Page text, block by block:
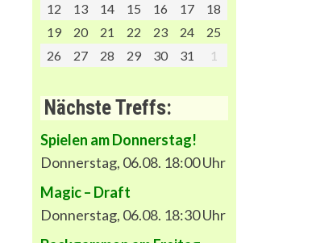
12
13 14 15 16 17
18
19
20 21 22 23 24
25
26
27 28 29 30 31 1
Nächste Treffs:
Spielen am Donnerstag!
Donnerstag, 06.08. 18:00 Uhr
Magic – Draft
Donnerstag, 06.08. 18:30 Uhr